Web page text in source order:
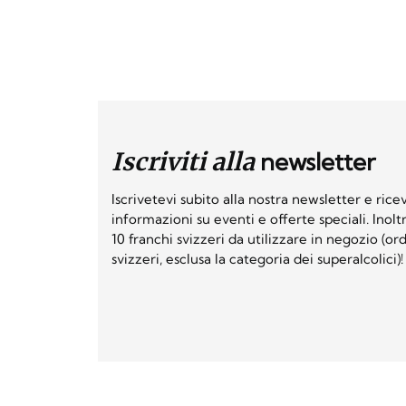
Iscriviti allanewsletter
Iscrivetevi subito alla nostra newsletter e
informazioni su eventi e offerte speciali.
10 franchi svizzeri da utilizzare in negozio
svizzeri, esclusa la categoria dei superalcolici)!